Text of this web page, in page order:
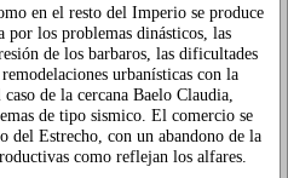
en el resto del Imperio se produce
los problemas dinásticos, las
de los barbaros, las dificultades
urbanísticas con la
de la cercana Baelo Claudia,
de tipo sismico. El comercio se
del Estrecho, con un abandono de la
como reflejan los alfares.